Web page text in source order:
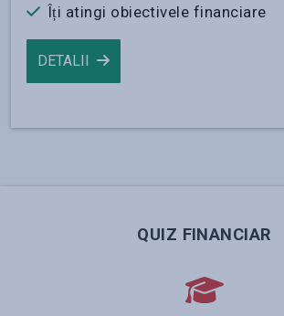
Îți atingi obiectivele financiare
DETALII
QUIZ FINANCIAR